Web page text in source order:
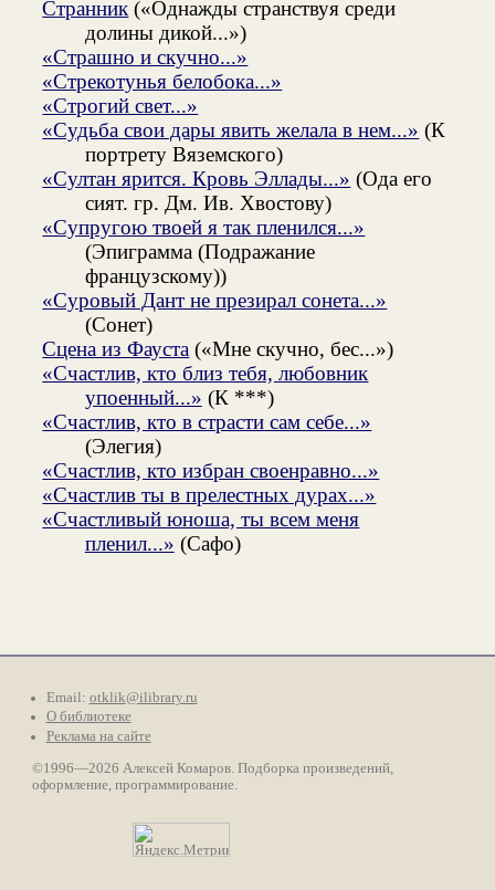
Странник («Однажды странствуя среди
долины дикой...»)
«Страшно и скучно...»
«Стрекотунья белобока...»
«Строгий свет...»
«Судьба свои дары явить желала в нем...» (К
портрету Вяземского)
«Султан ярится. Кровь Эллады...» (Ода его
сият. гр. Дм. Ив. Хвостову)
«Супругою твоей я так пленился...»
(Эпиграмма (Подражание
французскому))
«Суровый Дант не презирал сонета...»
(Сонет)
Сцена из Фауста («Мне скучно, бес...»)
«Счастлив, кто близ тебя, любовник
упоенный...» (К ***)
«Счастлив, кто в страсти сам себе...»
(Элегия)
«Счастлив, кто избран своенравно...»
«Счастлив ты в прелестных дурах...»
«Счастливый юноша, ты всем меня
пленил...» (Сафо)
Email: otklik@ilibrary.ru
О библиотеке
Реклама на сайте
©1996—2026 Алексей Комаров. Подборка произведений,
оформление, программирование.